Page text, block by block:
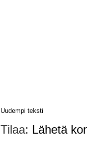
Uudempi teksti
Tilaa: Lähetä